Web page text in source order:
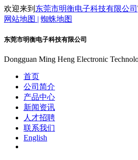
欢迎来到 东莞市明衡电子科技有限公司
网站地图 | 蜘蛛地图
东莞市明衡电子科技有限公司
Dongguan Ming Heng Electronic
首页
公司简介
产品中心
新闻资讯
人才招聘
联系我们
English